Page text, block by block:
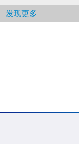
发现更多